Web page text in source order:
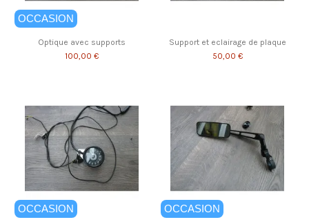
OCCASION
Optique avec supports
100,00 €
Support et eclairage de plaque
50,00 €
OCCASION OCCASION